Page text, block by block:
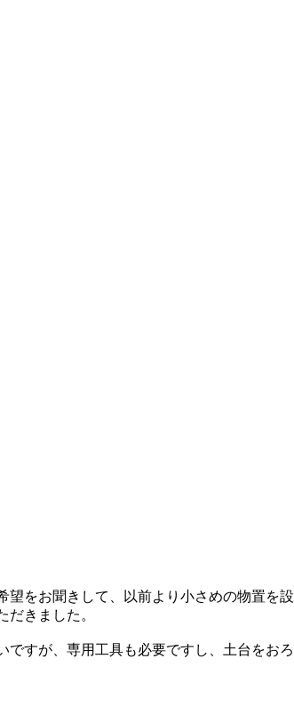
をお聞きして、以前より小さめの物置を
きました。
すが、専用工具も必要ですし、土台をお